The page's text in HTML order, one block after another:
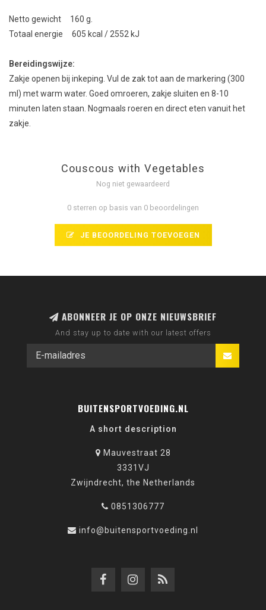
Netto gewicht 160 g.
Totaal energie 605 kcal / 2552 kJ
Bereidingswijze:
Zakje openen bij inkeping. Vul de zak tot aan de markering (300
ml) met warm water. Goed omroeren, zakje sluiten en 8-10
minuten laten staan. Nogmaals roeren en direct eten vanuit het
zakje.
Couscous with Vegetables
Nog niet gewaardeerd
0 sterren op basis van 0 beoordelingen
JE BEOORDELING TOEVOEGEN
ABONNEER JE OP ONZE NIEUWSBRIEF
And stay up to date with our latest offers
BUITENSPORTVOEDING.NL
A short description
Mauvestraat 28
3331VJ
Zwijndrecht, the Netherlands
0851306777
info@buitensportvoeding.nl